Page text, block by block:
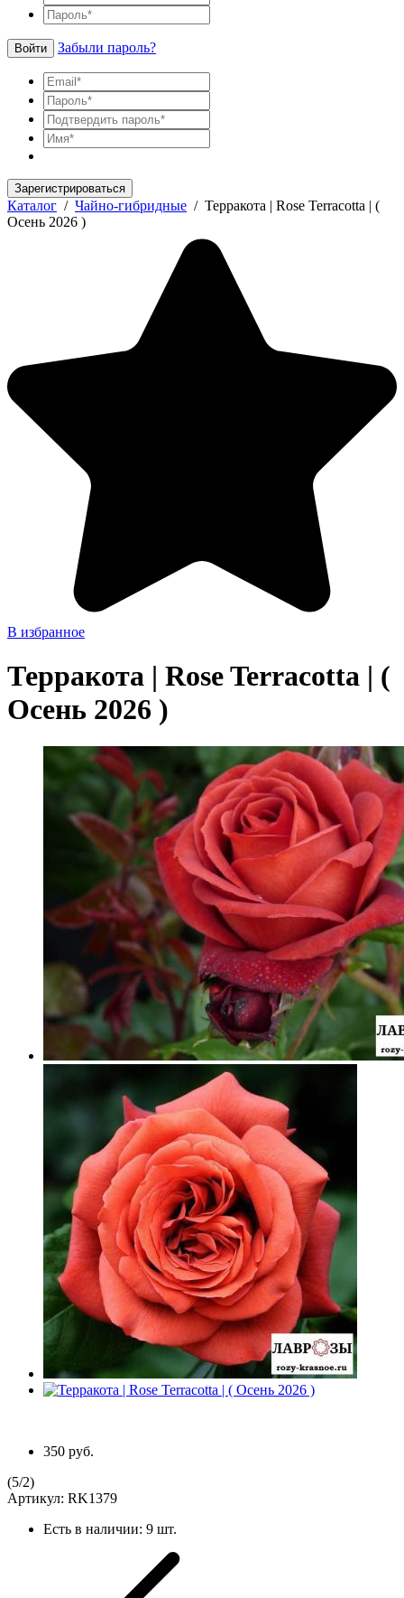
Войти Забыли пароль?
Зарегистрироваться
Каталог / Чайно-гибридные / Терракота | Rose Terracotta | (
Осень 2026 )
В избранное
Терракота | Rose Terracotta | (
Осень 2026 )
350 руб.
(5/2)
Артикул: RK1379
Есть в наличии: 9 шт.